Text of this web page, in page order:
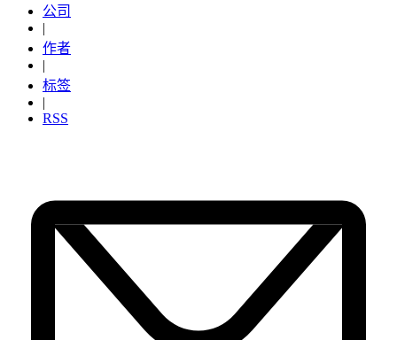
公司
|
作者
|
标签
|
RSS